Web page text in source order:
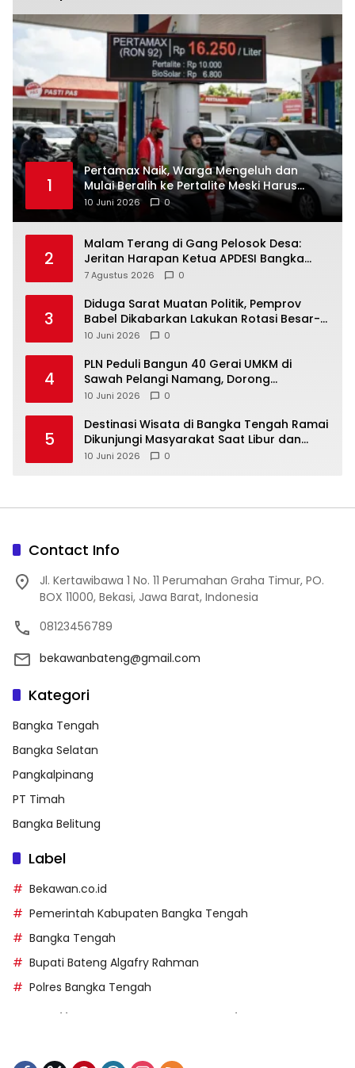
1
‎Pertamax Naik, Warga Mengeluh dan
Mulai Beralih ke Pertalite Meski Harus
10 Juni 2026 0
2
Malam Terang di Gang Pelosok Desa:
Jeritan Harapan Ketua APDESI Bangka
Tengah untuk PLN Babel
7 Agustus 2026 0
3
‎Diduga Sarat Muatan Politik, Pemprov
Babel Dikabarkan Lakukan Rotasi Besar-
10 Juni 2026 0
4
‎PLN Peduli Bangun 40 Gerai UMKM di
Sawah Pelangi Namang, Dorong
10 Juni 2026 0
5
‎Destinasi Wisata di Bangka Tengah Ramai
Dikunjungi Masyarakat Saat Libur dan
Akhir Pekan
10 Juni 2026 0
Contact Info
Jl. Kertawibawa 1 No. 11 Perumahan Graha Timur, PO.
BOX 11000, Bekasi, Jawa Barat, Indonesia
08123456789
bekawanbateng@gmail.com
Kategori
Bangka Tengah
Bangka Selatan
Pangkalpinang
PT Timah
Bangka Belitung
Label
Bekawan.co.id
Pemerintah Kabupaten Bangka Tengah
Bangka Tengah
Bupati Bateng Algafry Rahman
Polres Bangka Tengah